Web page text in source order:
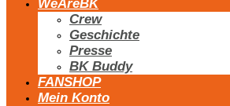
WeAreBK
Crew
Geschichte
Presse
BK Buddy
FANSHOP
Mein Konto